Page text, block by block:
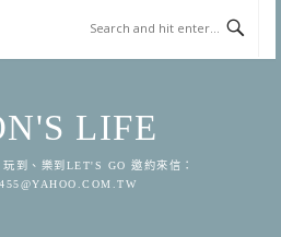
LIFE
到、樂到LET'S GO 邀約來信：